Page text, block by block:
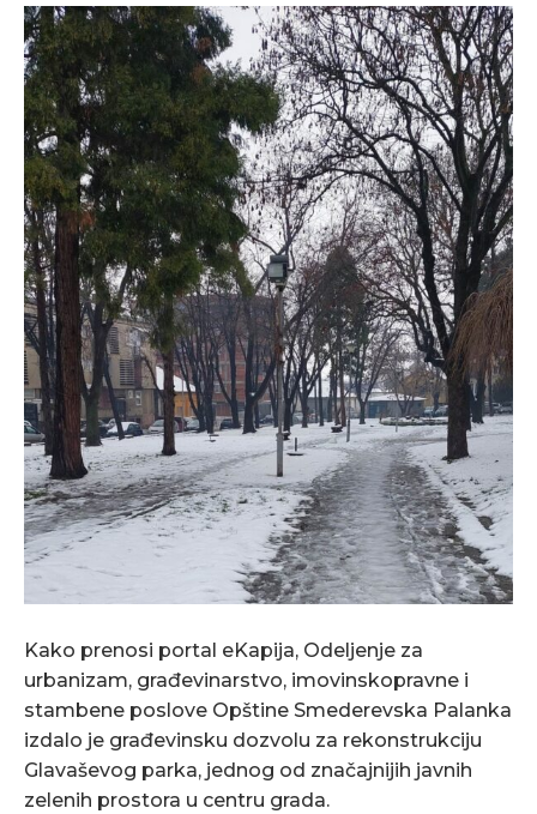
Kako prenosi portal eKapija, Odeljenje za
urbanizam, građevinarstvo, imovinskopravne i
stambene poslove Opštine Smederevska Palanka
izdalo je građevinsku dozvolu za rekonstrukciju
Glavaševog parka, jednog od značajnijih javnih
zelenih prostora u centru grada.